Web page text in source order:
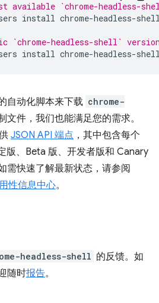
available `chrome-headless-
install chrome-headless-
`chrome-headless-shell`
install
自动化脚本来下载 chrome-
文件，我们也能满足您的需求。
JSON API 端点 ，其中包含每个
版、Beta 版、开发者版和 Canary
需快速了解最新状态，请参阅
性信息中心。
headless-shell 的反馈。如
随时报告。